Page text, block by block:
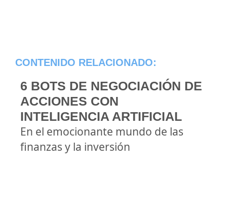
CONTENIDO RELACIONADO:
6 BOTS DE NEGOCIACIÓN DE
ACCIONES CON
INTELIGENCIA ARTIFICIAL
En el emocionante mundo de las
finanzas y la inversión